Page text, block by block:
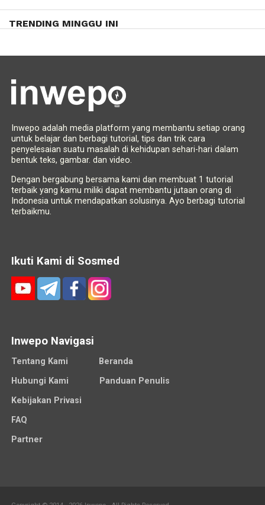
TRENDING MINGGU INI
Inwepo adalah media platform yang membantu setiap orang
untuk belajar dan berbagi tutorial, tips dan trik cara
penyelesaian suatu masalah di kehidupan sehari-hari dalam
bentuk teks, gambar. dan video.
Dengan bergabung bersama kami dan membuat 1 tutorial
terbaik yang kamu miliki dapat membantu jutaan orang di
Indonesia untuk mendapatkan solusinya. Ayo berbagi tutorial
terbaikmu.
Ikuti Kami di Sosmed
Inwepo Navigasi
Tentang Kami
Beranda
Hubungi Kami
Panduan Penulis
Kebijakan Privasi
FAQ
Partner